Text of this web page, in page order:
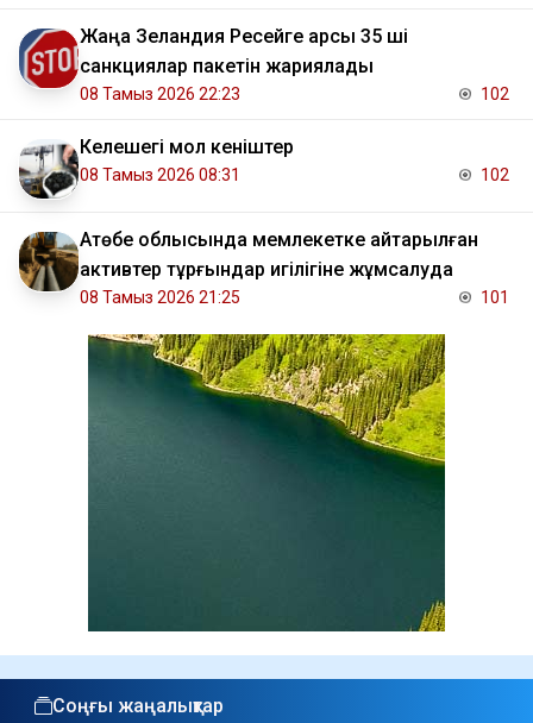
Жаңа Зеландия Ресейге қарсы 35 ші
санкциялар пакетін жариялады
08 Тамыз 2026 22:23 102
Келешегі мол кеніштер
08 Тамыз 2026 08:31 102
​Ақтөбе облысында мемлекетке қайтарылған
активтер тұрғындар игілігіне жұмсалуда
08 Тамыз 2026 21:25 101
Соңғы жаңалықтар